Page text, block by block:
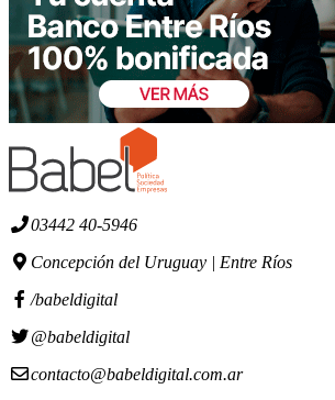
03442 40-5946
Concepción del Uruguay | Entre Ríos
/babeldigital
@babeldigital
contacto@babeldigital.com.ar